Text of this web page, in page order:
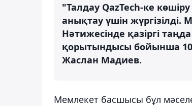
"Талдау QazTech-ке
анықтау үшін
Нәтижесінде қазіргі
қорытындысы бойынша
Жаслан Мадиев.
Мемлекет басшысы бұл